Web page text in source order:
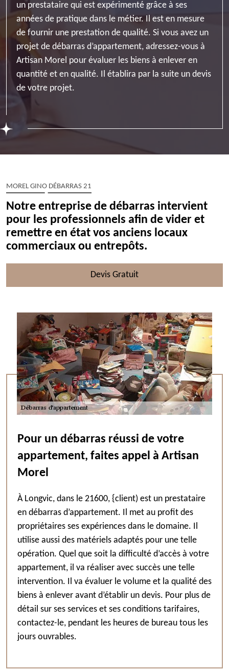
un prestataire qui est expérimenté grâce à ses
années de pratique dans le métier. Il est en mesure
de fournir une prestation de qualité. Si vous avez un
projet de débarras d’appartement, adressez-vous à
Artisan Morel pour évaluer les biens à enlever en
quantité et en qualité. Il établira par la suite un devis
de votre projet.
MOREL GINO DÉBARRAS 21
Notre entreprise de débarras intervient
pour les professionnels afin de vider et
remettre en état vos anciens locaux
commerciaux ou entrepôts.
Devis Gratuit
Pour un débarras réussi de votre
appartement, faites appel à Artisan
Morel
À Longvic, dans le 21600, {client) est un prestataire
en débarras d’appartement. Il met au profit des
propriétaires ses expériences dans le domaine. Il
utilise aussi des matériels adaptés pour une telle
opération. Quel que soit la difficulté d’accès à votre
appartement, il va réaliser avec succès une telle
intervention. Il va évaluer le volume et la qualité des
biens à enlever avant d’établir un devis. Pour plus de
détail sur ses services et ses conditions tarifaires,
contactez-le, pendant les heures de bureau tous les
jours ouvrables.